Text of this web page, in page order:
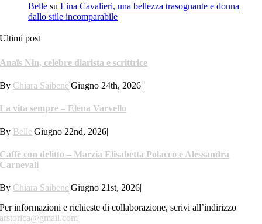
Belle su Lina Cavalieri, una bellezza trasognante e donna
dallo stile incomparabile
Ultimi post
Anaïs Nin, celebre diarista e scrittrice
By Chiara Saibene|Giugno 24th, 2026|
La vita sempre – Elena Varvello
By Belle|Giugno 22nd, 2026|
Caffè con delitto – Marzia Elisabetta Polacco e Alessandra
Carnevali
By Chiara Saibene|Giugno 21st, 2026|
Per informazioni e richieste di collaborazione, scrivi all’indirizzo
arstorica@gmail.com